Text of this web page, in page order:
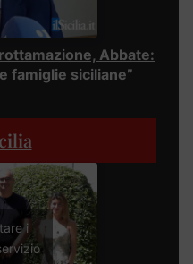
Abbate:
famiglie siciliane”
i